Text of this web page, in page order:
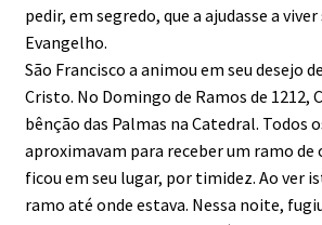
pedir, em segredo, que a ajudasse a
Evangelho.
São Francisco a animou em seu desejo
Cristo. No Domingo de Ramos de 1212,
bênção das Palmas na Catedral. Todos
aproximavam para receber um ramo de
ficou em seu lugar, por timidez. Ao ver
ramo até onde estava. Nessa noite,